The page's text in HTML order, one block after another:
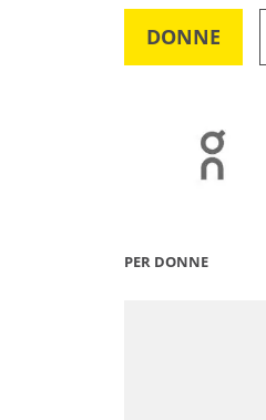
DONNE
PER DONNE